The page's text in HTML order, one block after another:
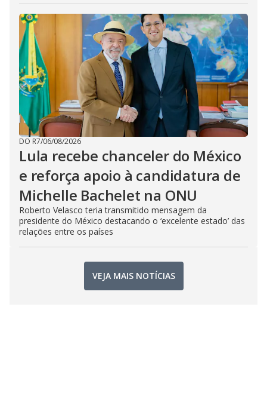
DO R7/06/08/2026
Lula recebe chanceler do México
e reforça apoio à candidatura de
Michelle Bachelet na ONU
Roberto Velasco teria transmitido mensagem da
presidente do México destacando o ‘excelente estado’ das
relações entre os países
VEJA MAIS NOTÍCIAS